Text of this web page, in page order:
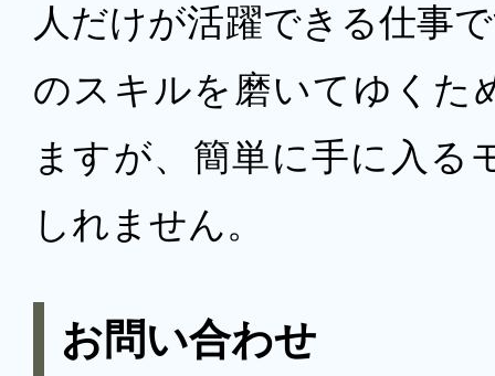
人だけが活躍できる仕事
のスキルを磨いてゆくた
ますが、簡単に手に入る
しれません。
お問い合わせ